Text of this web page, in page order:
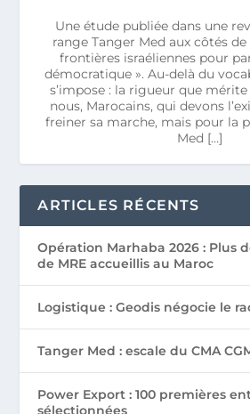
Une étude publiée dans une
range Tanger Med aux côtés
frontières israéliennes pour
démocratique ». Au-delà du
s’impose : la rigueur que
nous, Marocains, qui devons
freiner sa marche, mais pour la
Med […]
ARTICLES RÉCENTS
Opération Marhaba 2026 : Plus
de MRE accueillis au Maroc
Logistique : Geodis négocie le
Tanger Med : escale du CMA
Power Export : 100 premières
sélectionnées